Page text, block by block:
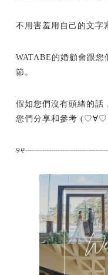
不用害羞用自己的文字
WATABE的婚顧會跟您
節。
假如您們沒有頭緒的話
您們分享和參考 (♡∀♡